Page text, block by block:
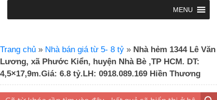
MENU
Trang chủ » Nhà bán giá từ 5- 8 tỷ » Nhà hẻm 1344 Lê Văn
Lương, xã Phước Kiển, huyện Nhà Bè ,TP HCM. DT:
4,5×17,9m.Giá: 6.8 tỷ.LH: 0918.089.169 Hiền Thương